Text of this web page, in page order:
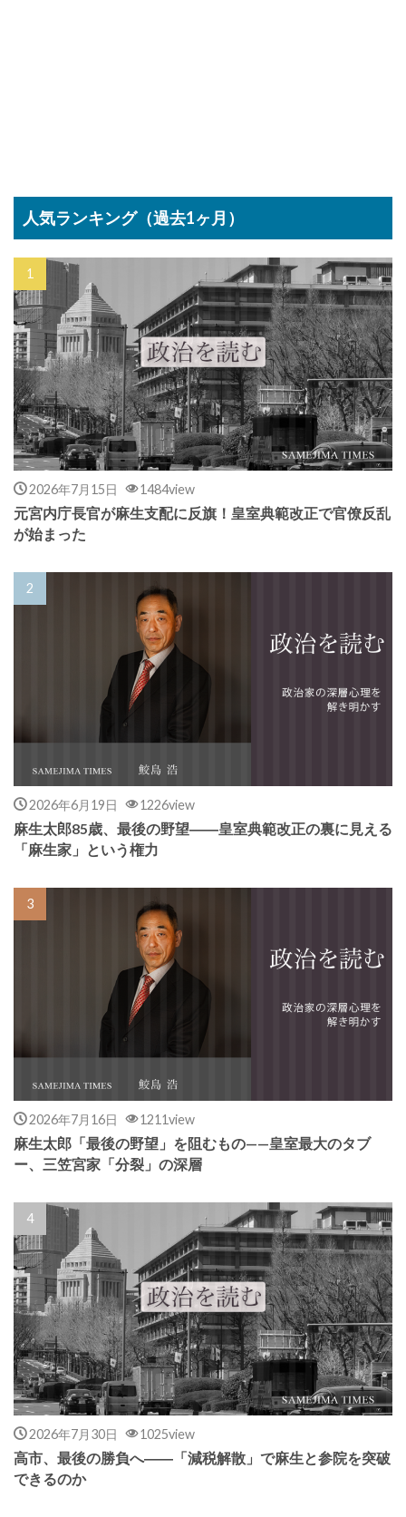
人気ランキング（過去1ヶ月）
2026年7月15日 1484view
元宮内庁長官が麻生支配に反旗！皇室典範改正で官僚反乱
が始まった
2026年6月19日 1226view
麻生太郎85歳、最後の野望――皇室典範改正の裏に見える
「麻生家」という権力
2026年7月16日 1211view
麻生太郎「最後の野望」を阻むもの——皇室最大のタブ
ー、三笠宮家「分裂」の深層
2026年7月30日 1025view
高市、最後の勝負へ――「減税解散」で麻生と参院を突破
できるのか